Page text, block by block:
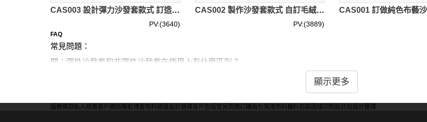
CAS003 設計彈力沙發套款式 訂造歐式沙發套款式 家居布藝 沙發罩 製作純色沙發套款式 沙發套生產商 米白
PV:(3640)
CAS002 製作沙發套款式 自訂毛絨沙發套款式 家居布藝 沙發巾 沙發罩 設計沙發套款式 沙發套製造商 紫色
PV:(3889)
FAQ
常見問題：
問：彈性沙發套和非彈性沙發套在使用上有什麼區別？
答：彈性沙發套具有較好的適應性，可緊貼沙發曲線，適合多種沙發形狀。安裝簡便，外觀平整。非彈性沙
合特定形狀的沙發。彈性套耐用性可能較差，而非彈性套可能更耐磨。選擇時需考慮沙發形狀和使用習慣。
顯示更多
服務條款私人政策客戶 網站導航博客布料總匯設計選擇客戶包括常見問題訂購指引 常用布料輔料包裝 圖樣印制 設計站設計選擇